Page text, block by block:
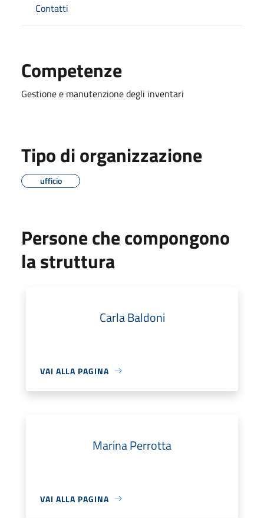
Contatti
Competenze
Gestione e manutenzione degli inventari
Tipo di organizzazione
ufficio
Persone che compongono
la struttura
Carla Baldoni
VAI ALLA PAGINA
Marina Perrotta
VAI ALLA PAGINA